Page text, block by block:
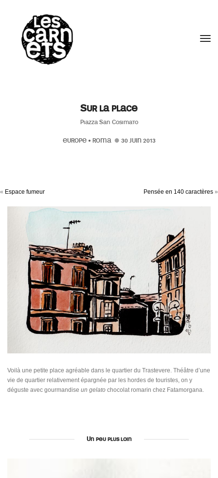
Sur la place
Piazza San Cosimato
EUROPE• ROMA 30 JUIN 2013
« Espace fumeur Pensée en 140 caractères »
Voilà une petite place agréable dans le quartier du Trastevere. Théâtre d’une
vie de quartier relativement épargnée par les hordes de touristes, on y
déguste avec gourmandise un gelato chocolat romarin chez Fatamorgana.
Un peu plus loin